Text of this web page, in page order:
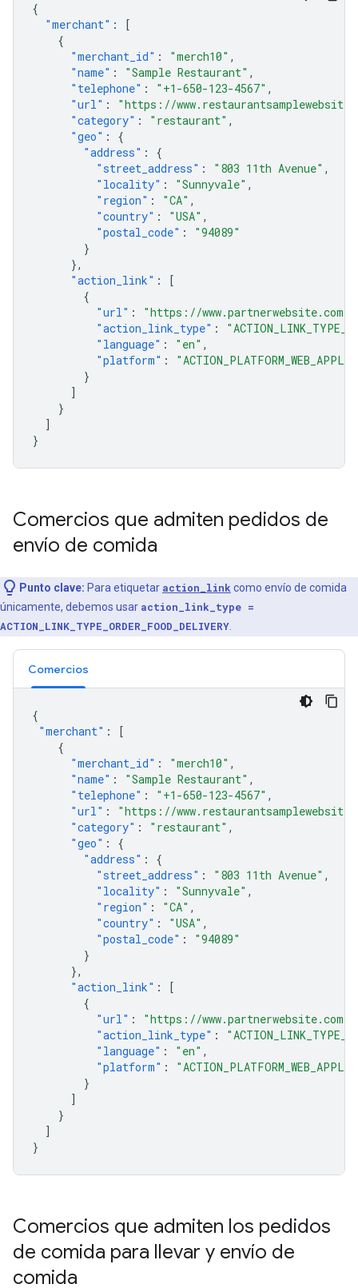
{
"merchant" :
[
{
"merchant_id" : "merch10" ,
"name" : "Sample Restaurant" ,
"telephone" : "+1-650-123-4567" ,
"url" :
"https://
"category" : "restaurant" ,
"geo" :
{
"address" :
{
"street_address" : "803 11th Avenue" ,
"locality" : "Sunnyvale" ,
"region" : "CA" ,
"country" : "USA" ,
"postal_code" :
"94089"
}
},
"action_link" :
[
{
"url" :
"https://www.partnerwebsite.com/
"action_link_type" :
"language" : "en" ,
"platform" :
}
]
}
]
}
Comercios que admiten pedidos de
envío de comida
Punto clave: Para etiquetar action_link como envío de comida
únicamente, debemos usar action_link_type =
ACTION_LINK_TYPE_ORDER_FOOD_DELIVERY
Comercios
{
"merchant" :
[
{
"merchant_id" : "merch10" ,
"name" : "Sample Restaurant" ,
"telephone" : "+1-650-123-4567" ,
"url" :
"https://
"category" : "restaurant" ,
"geo" :
{
"address" :
{
"street_address" : "803 11th Avenue" ,
"locality" : "Sunnyvale" ,
"region" : "CA" ,
"country" : "USA" ,
"postal_code" :
"94089"
}
},
"action_link" :
[
{
"url" :
"https://www.partnerwebsite.com/
"action_link_type" :
"language" : "en" ,
"platform" :
}
]
}
]
}
Comercios que admiten los pedidos
de comida para llevar y envío de
comida